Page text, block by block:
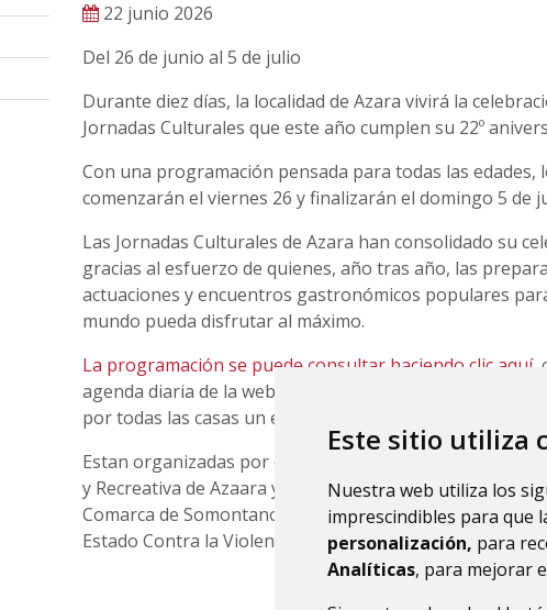
Este sitio utiliza
Nuestra web utiliza los
imprescindibles para que
personalización, para
Analíticas, para mejorar
22 junio 2026
Del 26 de junio al 5 de julio
Durante diez días, la localidad de Azara vivirá la
Jornadas Culturales que este año cumplen su 22º
Con una programación pensada para todas las edades,
comenzarán el viernes 26 y finalizarán el domingo 5 de
Las Jornadas Culturales de Azara han consolidado su
gracias al esfuerzo de quienes, año tras año, las
actuaciones y encuentros gastronómicos populares
mundo pueda disfrutar al máximo.
La programación se puede consultar haciendo clic aquí,
agenda diaria de la web municipal. Asimismo, La
por todas las casas un ejemplar del programa.
Estan organizadas por el Ayuntamiento de Azara, la
y Recreativa de Azaara y la colaboración de la
Comarca de Somontano y el Gobierno de España a
Estado Contra la Violencia de Género.